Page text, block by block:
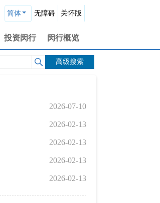
简体 无障碍 关怀版
投资闵行 闵行概览
高级搜索
2026-07-10
2026-02-13
2026-02-13
2026-02-13
2026-02-13